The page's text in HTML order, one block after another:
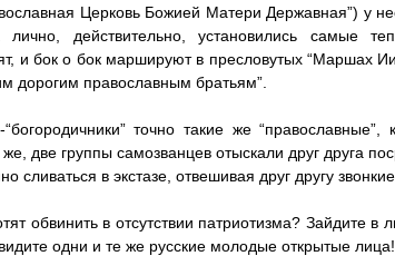
Церковь Божией Матери Державная”) у
лично, действительно, установились самые
и бок о бок маршируют в пресловутых “Маршах
дорогим православным братьям”.
точно такие же “православные”,
же, две группы самозванцев отыскали друг друга
сливаться в экстазе, отвешивая друг другу
обвинить в отсутствии патриотизма? Зайдите
одни и те же русские молодые открытые